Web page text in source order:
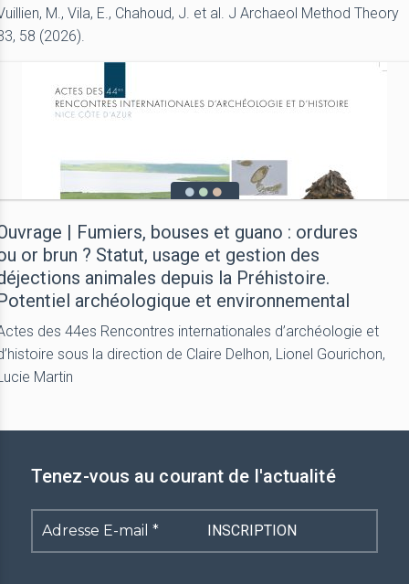
M., Vila, E., Chahoud, J. et al. J Archaeol Method Theory
58 (2026).
| Fumiers, bouses et guano : ordures
or brun ? Statut, usage et gestion des
animales depuis la Préhistoire.
archéologique et environnemental
des 44es Rencontres internationales d’archéologie et
sous la direction de Claire Delhon, Lionel Gourichon,
Martin
Tenez-vous au courant de l'actualité
Adresse
E-